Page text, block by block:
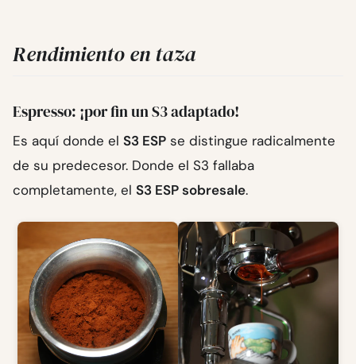
Rendimiento en taza
Espresso: ¡por fin un S3 adaptado!
Es aquí donde el S3 ESP se distingue radicalmente
de su predecesor. Donde el S3 fallaba
completamente, el S3 ESP sobresale.